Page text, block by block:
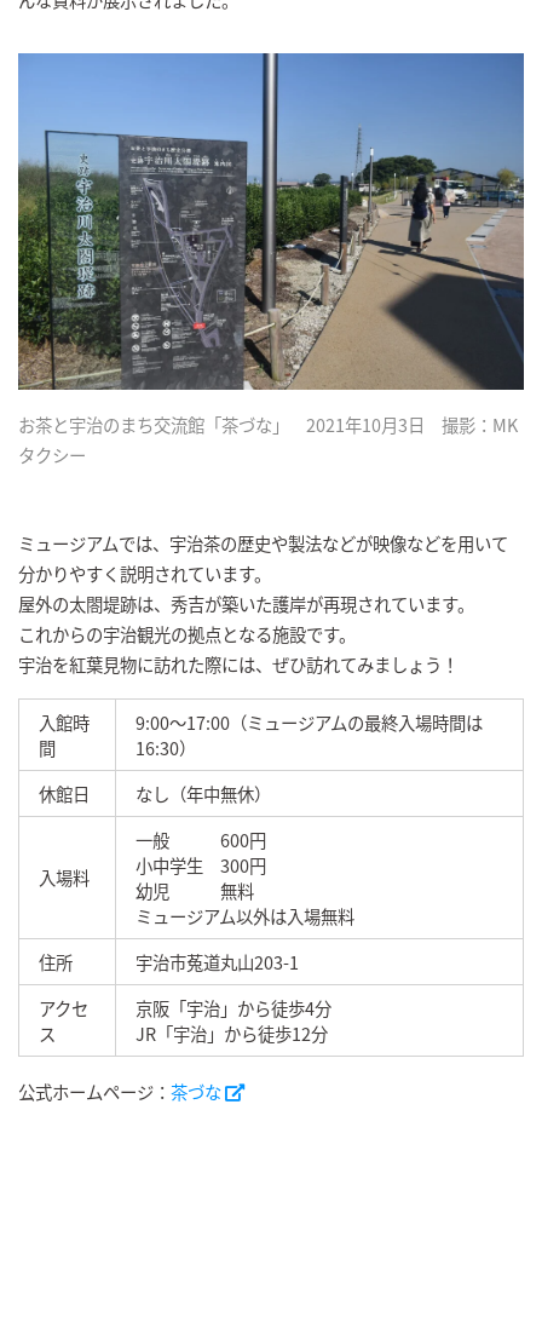
お茶と宇治のまち交流館「茶づな」 2021年10月3日 撮影：MK
タクシー
ミュージアムでは、宇治茶の歴史や製法などが映像などを用いて
分かりやすく説明されています。
屋外の太閤堤跡は、秀吉が築いた護岸が再現されています。
これからの宇治観光の拠点となる施設です。
宇治を紅葉見物に訪れた際には、ぜひ訪れてみましょう！
入館時
間
9:00～17:00（ミュージアムの最終入場時間は
16:30）
休館日
なし（年中無休）
入場料
一般 600円
小中学生 300円
幼児 無料
ミュージアム以外は入場無料
住所
宇治市菟道丸山203-1
アクセ
ス
京阪「宇治」から徒歩4分
JR「宇治」から徒歩12分
公式ホームページ： 茶づな